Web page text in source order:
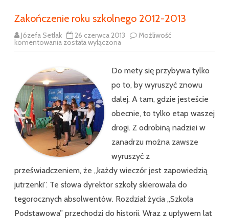
Zakończenie roku szkolnego 2012-2013
Józefa Setlak 26 czerwca 2013 Możliwość
komentowania Zakończenie
2013
została wyłączona
Do mety się przybywa tylko
po to, by wyruszyć znowu
dalej. A tam, gdzie jesteście
obecnie, to tylko etap waszej
drogi. Z odrobiną nadziei w
zanadrzu można zawsze
wyruszyć z
przeświadczeniem, że „każdy wieczór jest zapowiedzią
jutrzenki”. Te słowa dyrektor szkoły skierowała do
tegorocznych absolwentów. Rozdział życia „Szkoła
Podstawowa” przechodzi do historii. Wraz z upływem lat